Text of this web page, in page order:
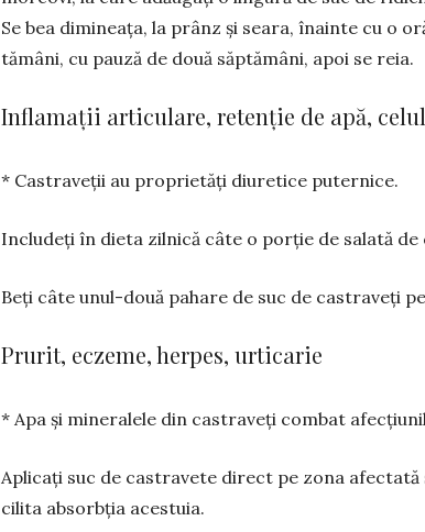
Se bea dimineața, la prânz și seara, înainte cu o
tă­mâni, cu pauză de două săptămâni, apoi se reia.
Inflamații articulare, retenție de apă,
* Castraveții au proprietăți diuretice puter­nice.
Includeți în dieta zilnică câte o porție de salată de
Beți câte unul-două pahare de suc de cas­traveți
Prurit, eczeme, herpes, urticarie
* Apa și mineralele din cas­tra­veți combat
Aplicați suc de castravete di­rect pe zona
ci­lita ab­sor­bția aces­tuia.